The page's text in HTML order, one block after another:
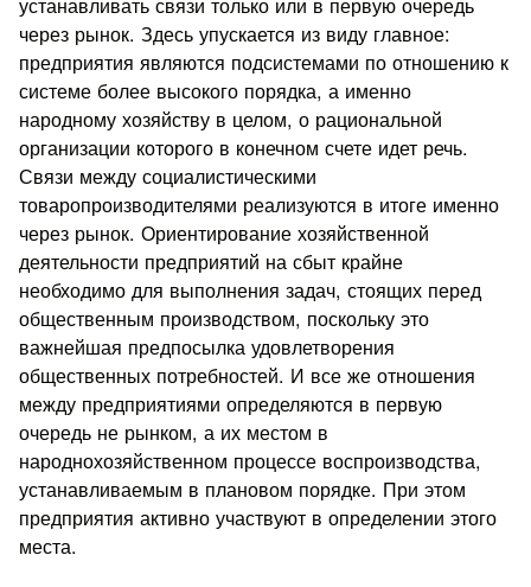
через рынок. Здесь упускается из виду главное:
предприятия являются подсистемами по отношению к
системе более высокого порядка, а именно
народному хозяйству в целом, о рациональной
организации которого в конечном счете идет речь.
Связи между социалистическими
товаропроизводителями реализуются в итоге именно
через рынок. Ориентирование хозяйственной
деятельности предприятий на сбыт крайне
необходимо для выполнения задач, стоящих перед
общественным производством, поскольку это
важнейшая предпосылка удовлетворения
общественных потребностей. И все же отношения
между предприятиями определяются в первую
очередь не рынком, а их местом в
народнохозяйственном процессе воспроизводства,
устанавливаемым в плановом порядке. При этом
предприятия активно участвуют в определении этого
места.